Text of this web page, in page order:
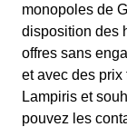
monopoles de
disposition des
offres sans
et avec des
Lampiris et
pouvez les